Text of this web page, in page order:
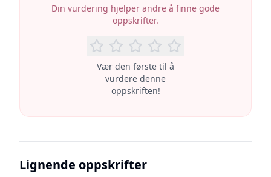
Din vurdering hjelper andre å finne gode
oppskrifter.
Vær den første til å
vurdere denne
oppskriften!
Lignende oppskrifter